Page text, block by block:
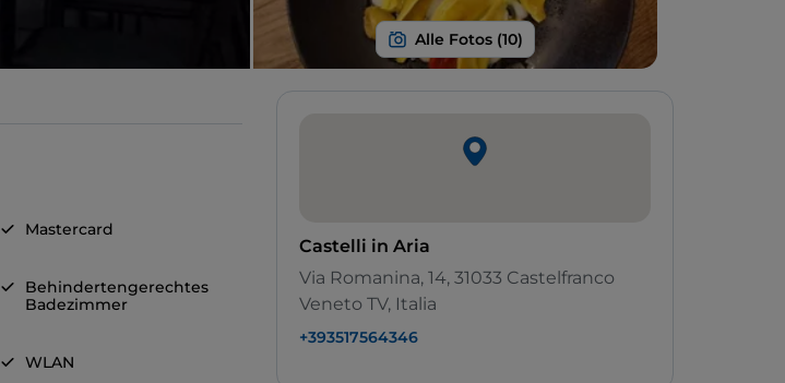
Mastercard
Behindertengerechtes
Badezimmer
WLAN
Castelli in Aria
Via Romanina, 14, 31033 Castelfranco
Veneto TV, Italia
+393517564346